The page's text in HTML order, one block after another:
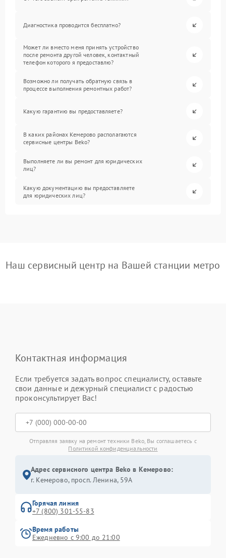
Диагностика проводится бесплатно?
Может ли вместо меня принять устройство
после ремонта другой человек, контактный
телефон которого я предоставлю?
Возможно ли получать обратную связь в
процессе выполнения ремонтных работ?
Какую гарантию вы предоставляете?
В каких районах Кемерово располагаются
сервисные центры Beko?
Выполняете ли вы ремонт для юридических
лиц?
Какую документацию вы предоставляете
для юридических лиц?
Наш сервисный центр на Вашей станции метро
Контактная информация
Если требуется задать вопрос специалисту, оставьте
свои данные и дежурный специалист с радостью
проконсультирует Вас!
Отправляя заявку на ремонт техники Beko, Вы соглашаетесь с
Политикой конфиденциальности
Адрес сервисного центра Beko в Кемерово:
г. Кемерово, просп. Ленина, 59А
Горячая линия
+7 (800) 301-55-83
Время работы
Ежедневно с 9:00 до 21:00